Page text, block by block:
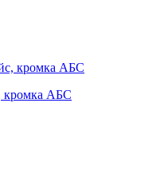
кромка АБС